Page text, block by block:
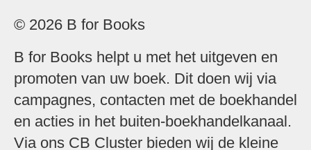
© 2026 B for Books
B for Books helpt u met het uitgeven en
promoten van uw boek. Dit doen wij via
campagnes, contacten met de boekhandel
en acties in het buiten-boekhandelkanaal.
Via ons CB Cluster bieden wij de kleine